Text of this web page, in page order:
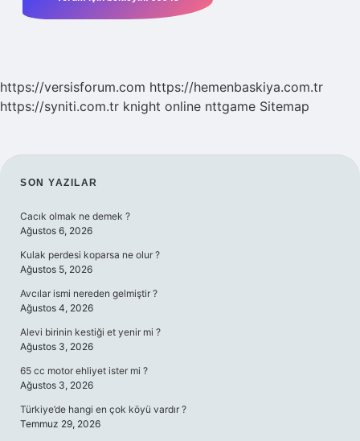
https://versisforum.com https://hemenbaskiya.com.tr
https://syniti.com.tr knight online nttgame Sitemap
SIDEBAR
SON YAZILAR
Cacık olmak ne demek ?
Ağustos 6, 2026
Kulak perdesi koparsa ne olur ?
Ağustos 5, 2026
Avcılar ismi nereden gelmiştir ?
Ağustos 4, 2026
Alevi birinin kestiği et yenir mi ?
Ağustos 3, 2026
65 cc motor ehliyet ister mi ?
Ağustos 3, 2026
Türkiye’de hangi en çok köyü vardır ?
Temmuz 29, 2026